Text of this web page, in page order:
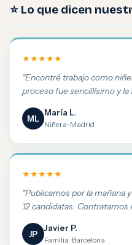
⭐ Lo que dicen
★★★★★
"Encontré trabajo como
proceso fue sencillísimo y la
ML
María L.
Niñera · Madrid
★★★★★
"Publicamos por la mañana
12 candidatas. Contratamos
JP
Javier P.
Familia · Barcelona